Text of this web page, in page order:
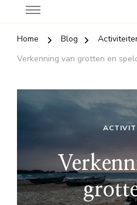
Home Blog
Verkenning van grotten en